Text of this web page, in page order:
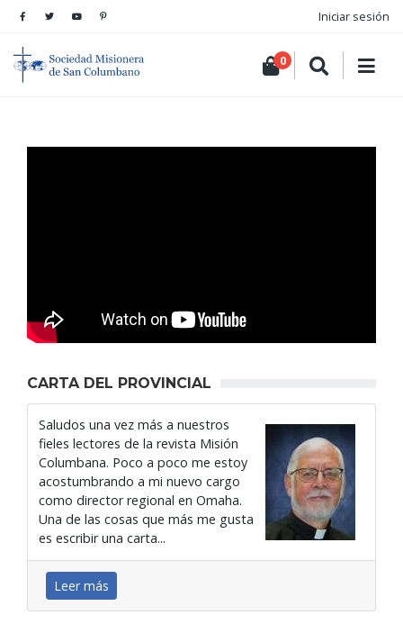
Iniciar sesión
0
CARTA DEL PROVINCIAL
Saludos una vez más a nuestros
fieles lectores de la revista Misión
Columbana. Poco a poco me estoy
acostumbrando a mi nuevo cargo
como director regional en Omaha.
Una de las cosas que más me gusta
es escribir una carta...
Leer más